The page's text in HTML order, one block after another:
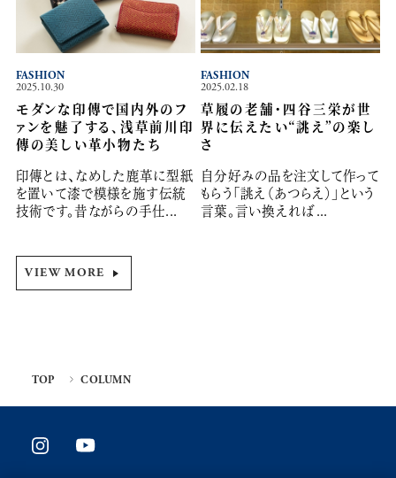
2025.10.30
モダンな印傳で国内外のフ
ァンを魅了する、浅草前川印
傳の美しい革小物たち
印傳とは、なめした鹿革に型紙
を置いて漆で模様を施す伝統
技術です。昔ながらの手仕...
FASHION
2025.02.18
草履の老舗・四谷三栄が世
界に伝えたい“誂え”の楽し
さ
自分好みの品を注文して作って
もらう「誂え（あつらえ）」という
言葉。言い換えれば...
FASHION
VIEW MORE
TOP COLUMN